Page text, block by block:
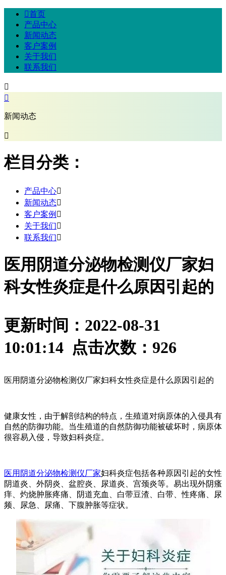
首页
产品中心
新闻动态
客户案例
关于我们
联系我们


新闻动态

栏目分类：
产品中心
新闻动态
客户案例 
关于我们
联系我们
医用阴道分泌物检测仪厂家妇
科女性炎症是什么原因引起的
更新时间：2022-08-31
10:01:14 点击次数： 926
医用阴道分泌物检测仪厂家妇科女性炎症是什么原因引起的
健康女性，由于解剖结构的特点，生殖道对病原体的入侵具有
自然的防御功能。当生殖道的自然防御功能被破坏时，病原体
很容易入侵，导致妇科炎症。
医用阴道分泌物检测仪厂家妇科炎症包括各种原因引起的女性
阴道炎、外阴炎、盆腔炎、尿道炎、宫颈炎等。易出现外阴瘙
痒、灼烧肿胀疼痛、阴道充血、白带豆渣、白带、性疼痛、尿
频、尿急、尿痛、下腹肿胀等症状。